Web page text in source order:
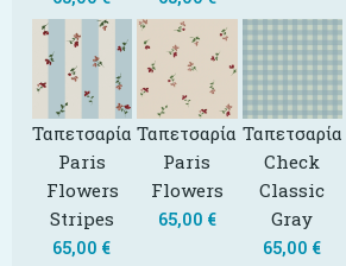
Ταπετσαρία
Paris
Flowers
Stripes
65,00 €
Ταπετσαρία
Paris
Flowers
65,00 €
Ταπετσαρία
Check
Classic
Gray
65,00 €